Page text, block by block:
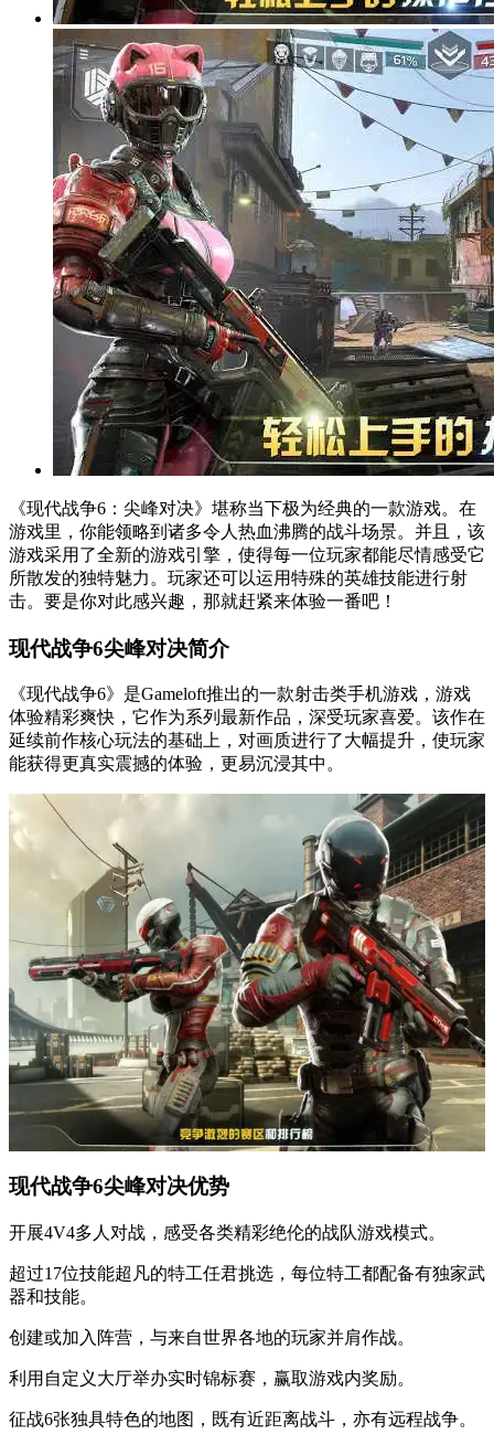
《现代战争6：尖峰对决》堪称当下极为经典的一款游戏。在
游戏里，你能领略到诸多令人热血沸腾的战斗场景。并且，该
游戏采用了全新的游戏引擎，使得每一位玩家都能尽情感受它
所散发的独特魅力。玩家还可以运用特殊的英雄技能进行射
击。要是你对此感兴趣，那就赶紧来体验一番吧！
现代战争6尖峰对决简介
《现代战争6》是Gameloft推出的一款射击类手机游戏，游戏
体验精彩爽快，它作为系列最新作品，深受玩家喜爱。该作在
延续前作核心玩法的基础上，对画质进行了大幅提升，使玩家
能获得更真实震撼的体验，更易沉浸其中。
现代战争6尖峰对决优势
开展4V4多人对战，感受各类精彩绝伦的战队游戏模式。
超过17位技能超凡的特工任君挑选，每位特工都配备有独家武
器和技能。
创建或加入阵营，与来自世界各地的玩家并肩作战。
利用自定义大厅举办实时锦标赛，赢取游戏内奖励。
征战6张独具特色的地图，既有近距离战斗，亦有远程战争。